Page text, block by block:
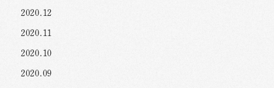
2020.12
2020.11
2020.10
2020.09